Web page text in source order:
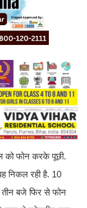
को फोन करके पूछी.
निकल रही है. 10
तीन बजे फिर से फोन